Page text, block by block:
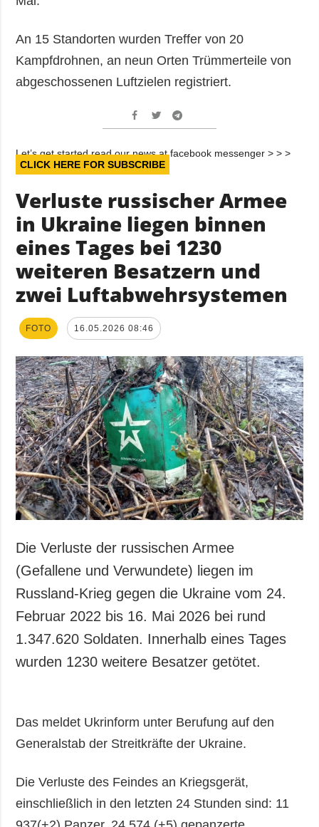
An 15 Standorten wurden Treffer von 20
Kampfdrohnen, an neun Orten Trümmerteile von
abgeschossenen Luftzielen registriert.
Let’s get started read our news at facebook messenger > > >
CLICK HERE FOR SUBSCRIBE
Verluste russischer Armee
in Ukraine liegen binnen
eines Tages bei 1230
weiteren Besatzern und
zwei Luftabwehrsystemen
FOTO 16.05.2026 08:46
Die Verluste der russischen Armee
(Gefallene und Verwundete) liegen im
Russland-Krieg gegen die Ukraine vom 24.
Februar 2022 bis 16. Mai 2026 bei rund
1.347.620 Soldaten. Innerhalb eines Tages
wurden 1230 weitere Besatzer getötet.
Das meldet Ukrinform unter Berufung auf den
Generalstab der Streitkräfte der Ukraine.
Die Verluste des Feindes an Kriegsgerät,
einschließlich in den letzten 24 Stunden sind: 11